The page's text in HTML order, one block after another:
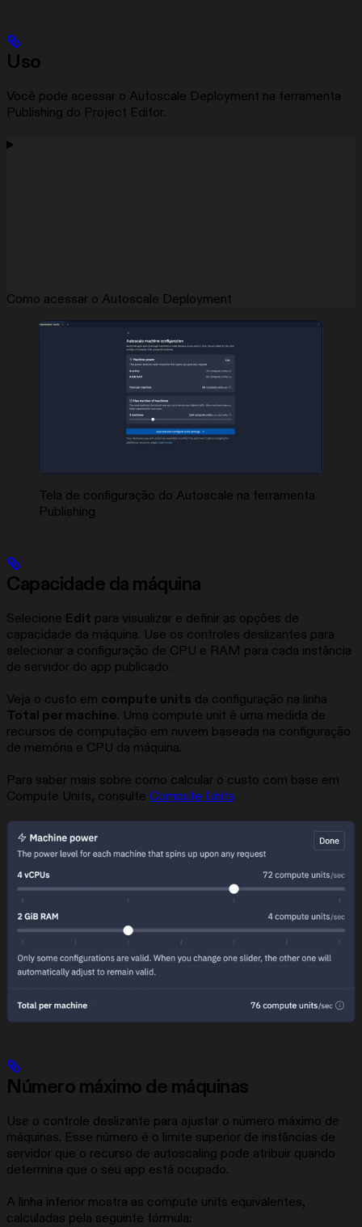
Uso
Você pode acessar o Autoscale Deployment na ferramenta
Publishing do Project Editor.
Como acessar o Autoscale Deployment
Tela de configuração do Autoscale na ferramenta
Publishing
Capacidade da máquina
Selecione Edit para visualizar e definir as opções de
capacidade da máquina. Use os controles deslizantes para
selecionar a configuração de CPU e RAM para cada instância
de servidor do app publicado.
Veja o custo em compute units da configuração na linha
Total per machine. Uma compute unit é uma medida de
recursos de computação em nuvem baseada na configuração
de memória e CPU da máquina.
Para saber mais sobre como calcular o custo com base em
Compute Units, consulte Compute Units.
Número máximo de máquinas
Use o controle deslizante para ajustar o número máximo de
máquinas. Esse número é o limite superior de instâncias de
servidor que o recurso de autoscaling pode atribuir quando
determina que o seu app está ocupado.
A linha inferior mostra as compute units equivalentes,
calculadas pela seguinte fórmula: